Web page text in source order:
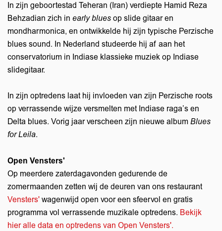
In zijn geboortestad Teheran (Iran) verdiepte Hamid Reza
Behzadian zich in early blues op slide gitaar en
mondharmonica, en ontwikkelde hij zijn typische Perzische
blues sound. In Nederland studeerde hij af aan het
conservatorium in Indiase klassieke muziek op Indiase
slidegitaar.
In zijn optredens laat hij invloeden van zijn Perzische roots
op verrassende wijze versmelten met Indiase raga’s en
Delta blues. Vorig jaar verscheen zijn nieuwe album Blues
for Leila.
Open Vensters'
Op meerdere zaterdagavonden gedurende de
zomermaanden zetten wij de deuren van ons restaurant
Vensters' wagenwijd open voor een sfeervol en gratis
programma vol verrassende muzikale optredens. Bekijk
hier alle data en optredens van Open Vensters'.